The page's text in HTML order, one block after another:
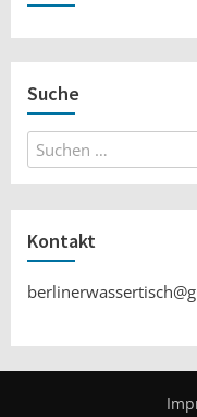
Suche
Suchen
nach:
Kontakt